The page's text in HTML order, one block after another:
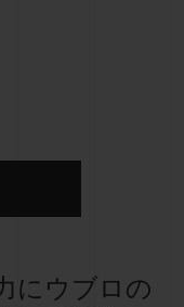
にウブロの